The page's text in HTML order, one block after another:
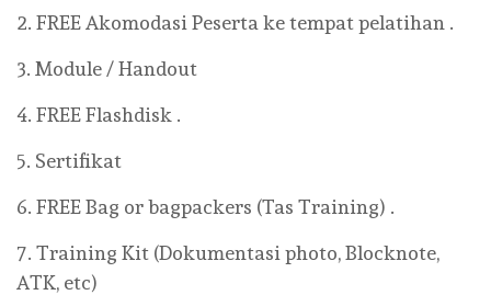
2. FREE Akomodasi Peserta ke tempat pelatihan .
3. Module / Handout
4. FREE Flashdisk .
5. Sertifikat
6. FREE Bag or bagpackers (Tas Training) .
7. Training Kit (Dokumentasi photo, Blocknote,
ATK, etc)